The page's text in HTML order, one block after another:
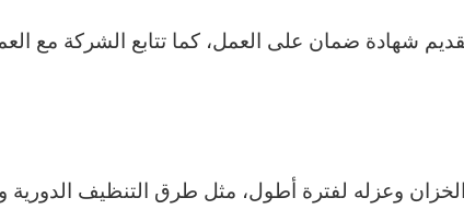
شهادة ضمان على العمل، كما تتابع الشركة مع
وعزله لفترة أطول، مثل طرق التنظيف الدورية